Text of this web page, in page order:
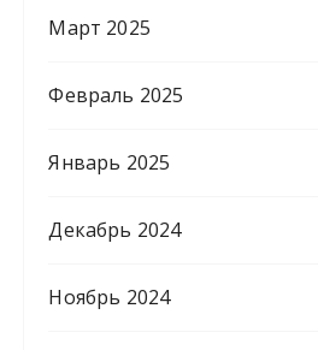
Март 2025
Февраль 2025
Январь 2025
Декабрь 2024
Ноябрь 2024